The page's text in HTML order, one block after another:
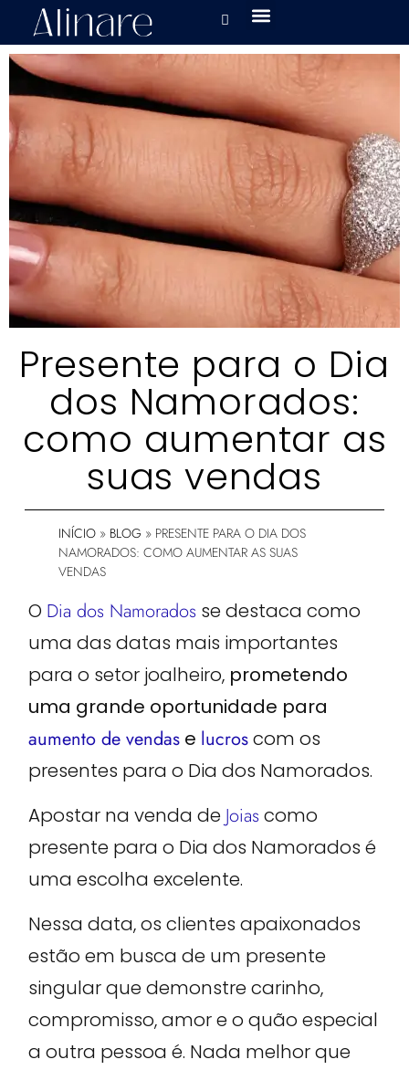
Presente para o Dia
dos Namorados:
como aumentar as
suas vendas
INÍCIO » BLOG » PRESENTE PARA O DIA DOS
NAMORADOS: COMO AUMENTAR AS SUAS
VENDAS
O Dia dos Namorados se destaca como
uma das datas mais importantes
para o setor joalheiro, prometendo
uma grande oportunidade para
aumento de vendas e lucroscom os
presentes para o Dia dos Namorados.
Apostar na venda de Joias como
presente para o Dia dos Namorados é
uma escolha excelente.
Nessa data, os clientes apaixonados
estão em busca de um presente
singular que demonstre carinho,
compromisso, amor e o quão especial
a outra pessoa é. Nada melhor que